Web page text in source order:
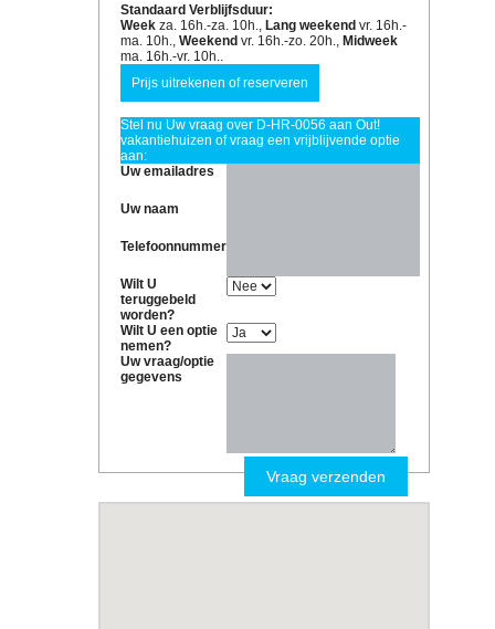
Standaard Verblijfsduur:
Week za. 16h.-za. 10h., Lang weekend vr. 16h.-
ma. 10h.,Weekend vr. 16h.-zo. 20h., Midweek
ma. 16h.-vr. 10h..
Stel nu Uw vraag over D-HR-0056 aan Out!
vakantiehuizen of vraag een vrijblijvende optie
aan:
Uw emailadres
Uw naam
Telefoonnummer
Wilt U
teruggebeld
worden?
Wilt U een optie
nemen?
Uw vraag/optie
gegevens